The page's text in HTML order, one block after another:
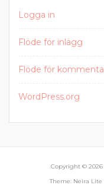
Logga in
Flöde för inlägg
Flöde för
WordPress.org
Copyright © 2026
Theme: Neira Lite